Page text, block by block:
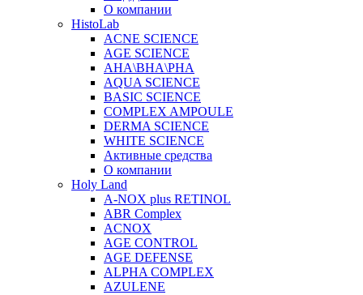
О компании
HistoLab
ACNE SCIENCE
AGE SCIENCE
AHA\BHA\PHA
AQUA SCIENCE
BASIC SCIENCE
COMPLEX AMPOULE
DERMA SCIENCE
WHITE SCIENCE
Активные средства
О компании
Holy Land
A-NOX plus RETINOL
ABR Complex
ACNOX
AGE CONTROL
AGE DEFENSE
ALPHA COMPLEX
AZULENE